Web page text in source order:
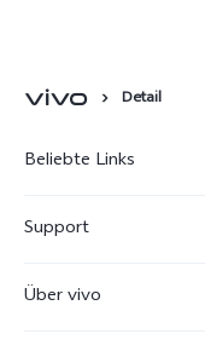
Detail
Beliebte Links
X300
Support
Über vivo